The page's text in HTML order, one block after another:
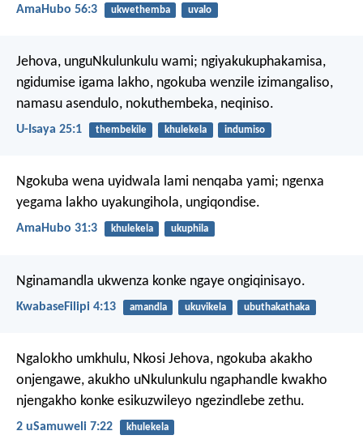
AmaHubo 56:3 ukwethemba uvalo
Jehova, unguNkulunkulu wami; ngiyakukuphakamisa,
ngidumise igama lakho, ngokuba wenzile izimangaliso,
namasu asendulo, nokuthembeka, neqiniso.
U-Isaya 25:1 thembekile khulekela indumiso
Ngokuba wena uyidwala lami nenqaba yami; ngenxa
yegama lakho uyakungihola, ungiqondise.
AmaHubo 31:3 khulekela ukuphila
Nginamandla ukwenza konke ngaye ongiqinisayo.
KwabaseFilipi 4:13 amandla ukuvikela ubuthakathaka
Ngalokho umkhulu, Nkosi Jehova, ngokuba akakho
onjengawe, akukho uNkulunkulu ngaphandle kwakho
njengakho konke esikuzwileyo ngezindlebe zethu.
2 uSamuweli 7:22 khulekela